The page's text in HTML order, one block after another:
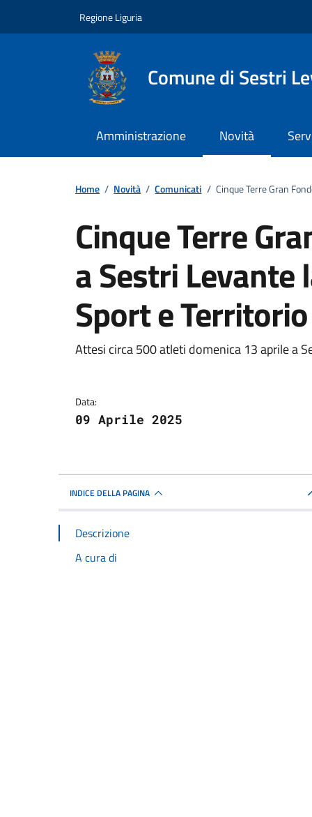
Regione Liguria
Comune di Sestri
Amministrazione Novità
Home / Novità / Comunicati / Cinque Terre Gran
Cinque Terre
a Sestri Levante
Sport e Territorio
Dettagli della
Attesi circa 500 atleti domenica 13 aprile a
Data:
09 Aprile 2025
INDICE DELLA PAGINA
Descrizione
A cura di